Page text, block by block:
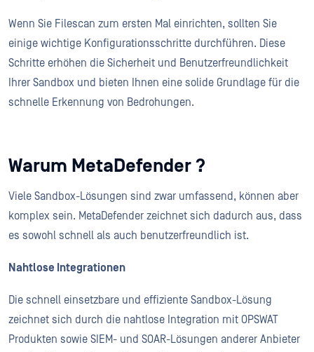
Wenn Sie Filescan zum ersten Mal einrichten, sollten Sie
einige wichtige Konfigurationsschritte durchführen. Diese
Schritte erhöhen die Sicherheit und Benutzerfreundlichkeit
Ihrer Sandbox und bieten Ihnen eine solide Grundlage für die
schnelle Erkennung von Bedrohungen.
Warum MetaDefender ?
Viele Sandbox-Lösungen sind zwar umfassend, können aber
komplex sein. MetaDefender zeichnet sich dadurch aus, dass
es sowohl schnell als auch benutzerfreundlich ist.
Nahtlose Integrationen
Die schnell einsetzbare und effiziente Sandbox-Lösung
zeichnet sich durch die nahtlose Integration mit OPSWAT
Produkten sowie SIEM- und SOAR-Lösungen anderer Anbieter